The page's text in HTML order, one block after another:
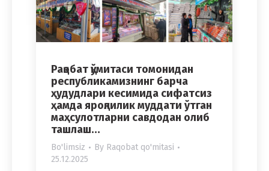
Рақобат қўмитаси томонидан
республикамизнинг барча
ҳудудлари кесимида сифатсиз
ҳамда яроқлилик муддати ўтган
маҳсулотларни савдодан олиб
ташлаш…
Bo'limsiz By Raqobat qo'mitasi
25.12.2025